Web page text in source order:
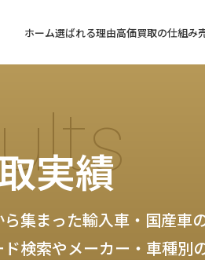
ホーム選ばれる理由高価買取の仕組み
実績
集まった輸入車・国産車
ド検索やメーカー・車種別